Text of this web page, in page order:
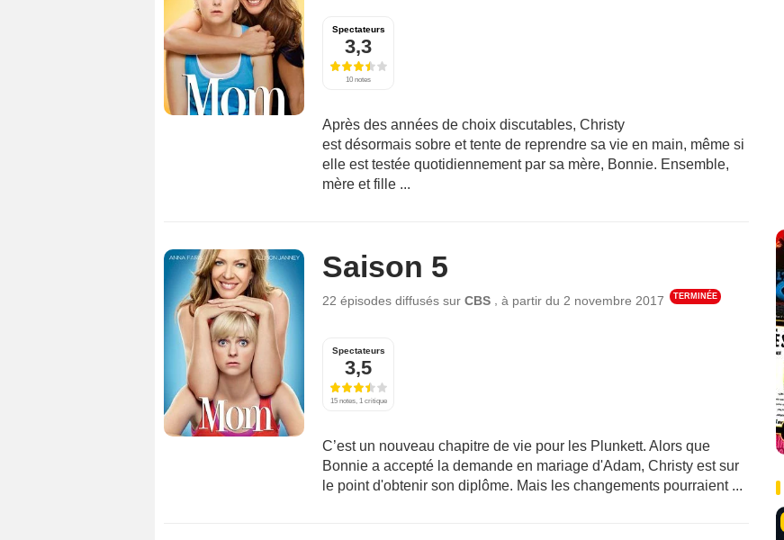
Spectateurs
3,3
10 notes
Après des années de choix discutables, Christy
est désormais sobre et tente de reprendre sa vie en main, même si
elle est testée quotidiennement par sa mère, Bonnie. Ensemble,
mère et fille ...
Saison 5
22 épisodes diffusés sur CBS à partir du 2 novembre 2017 TERMINÉE
Spectateurs
3,5
15 notes, 1 critique
C’est un nouveau chapitre de vie pour les Plunkett. Alors que
Bonnie a accepté la demande en mariage d'Adam, Christy est sur
le point d'obtenir son diplôme. Mais les changements pourraient ...